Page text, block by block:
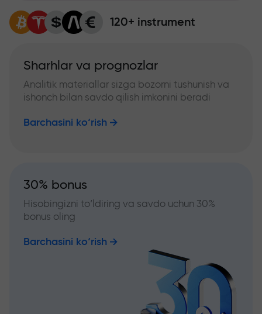
120+ instrument
Sharhlar va prognozlar
Analitik materiallar sizga bozorni tushunish va
ishonch bilan savdo qilish imkonini beradi
Barchasini ko‘rish
30% bonus
Hisobingizni to‘ldiring va savdo uchun 30%
bonus oling
Barchasini ko‘rish